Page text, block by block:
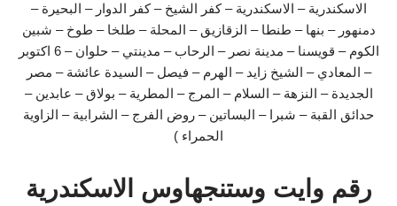
الاسكندرية – الاسكندرية – كفر الشيخ – كفر الدوار – البحيرة –
دمنهور – بنها – طنطا – الزقازيق – المحلة – طلخا – طوخ – شبين
الكوم – قويسنا – مدينة نصر – الرحاب – مدينتي – حلوان – 6 اكتوبر
– المعادي – الشيخ زايد – الهرم – فيصل – السيدة عائشة – مصر
الجديدة – النزهة – السلام – المرج – المطرية – بولاق – عابدين –
حدائق القبة – شبرا – البساتين – روض الفرج – الشرابية – الزاوية
الحمراء )
رقم وايت وستنجهاوس الاسكندرية